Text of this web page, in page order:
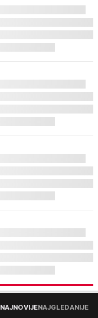
NAJNOVIJENAJGLEDANIJE